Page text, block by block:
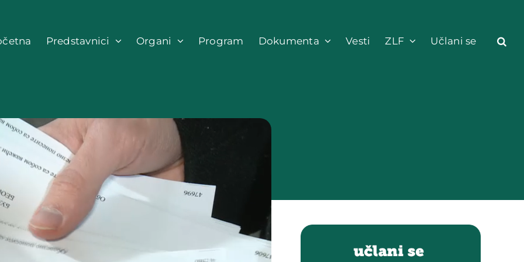
Predstavnici Organi Program Dokumenta Vesti ZLF Učlani se